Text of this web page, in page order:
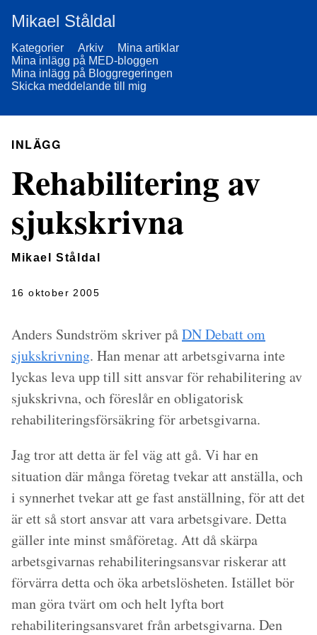
Mikael Ståldal
Kategorier Arkiv
Mina artiklar
Mina inlägg på MED-bloggen
Mina inlägg på Bloggregeringen
Skicka meddelande till mig
INLÄGG
Rehabilitering av
sjukskrivna
Mikael Ståldal
16 oktober 2005
Anders Sundström skriver påDN Debatt om
sjukskrivning. Han menar att arbetsgivarna inte
lyckas leva upp till sitt ansvar för rehabilitering av
sjukskrivna, och föreslår en obligatorisk
rehabiliteringsförsäkring för arbetsgivarna.
Jag tror att detta är fel väg att gå. Vi har en
situation där många företag tvekar att anställa, och
i synnerhet tvekar att ge fast anställning, för att det
är ett så stort ansvar att vara arbetsgivare. Detta
gäller inte minst småföretag. Att då skärpa
arbetsgivarnas rehabiliteringsansvar riskerar att
förvärra detta och öka arbetslösheten. Istället bör
man göra tvärt om och helt lyfta bort
rehabiliteringsansvaret från arbetsgivarna. Den